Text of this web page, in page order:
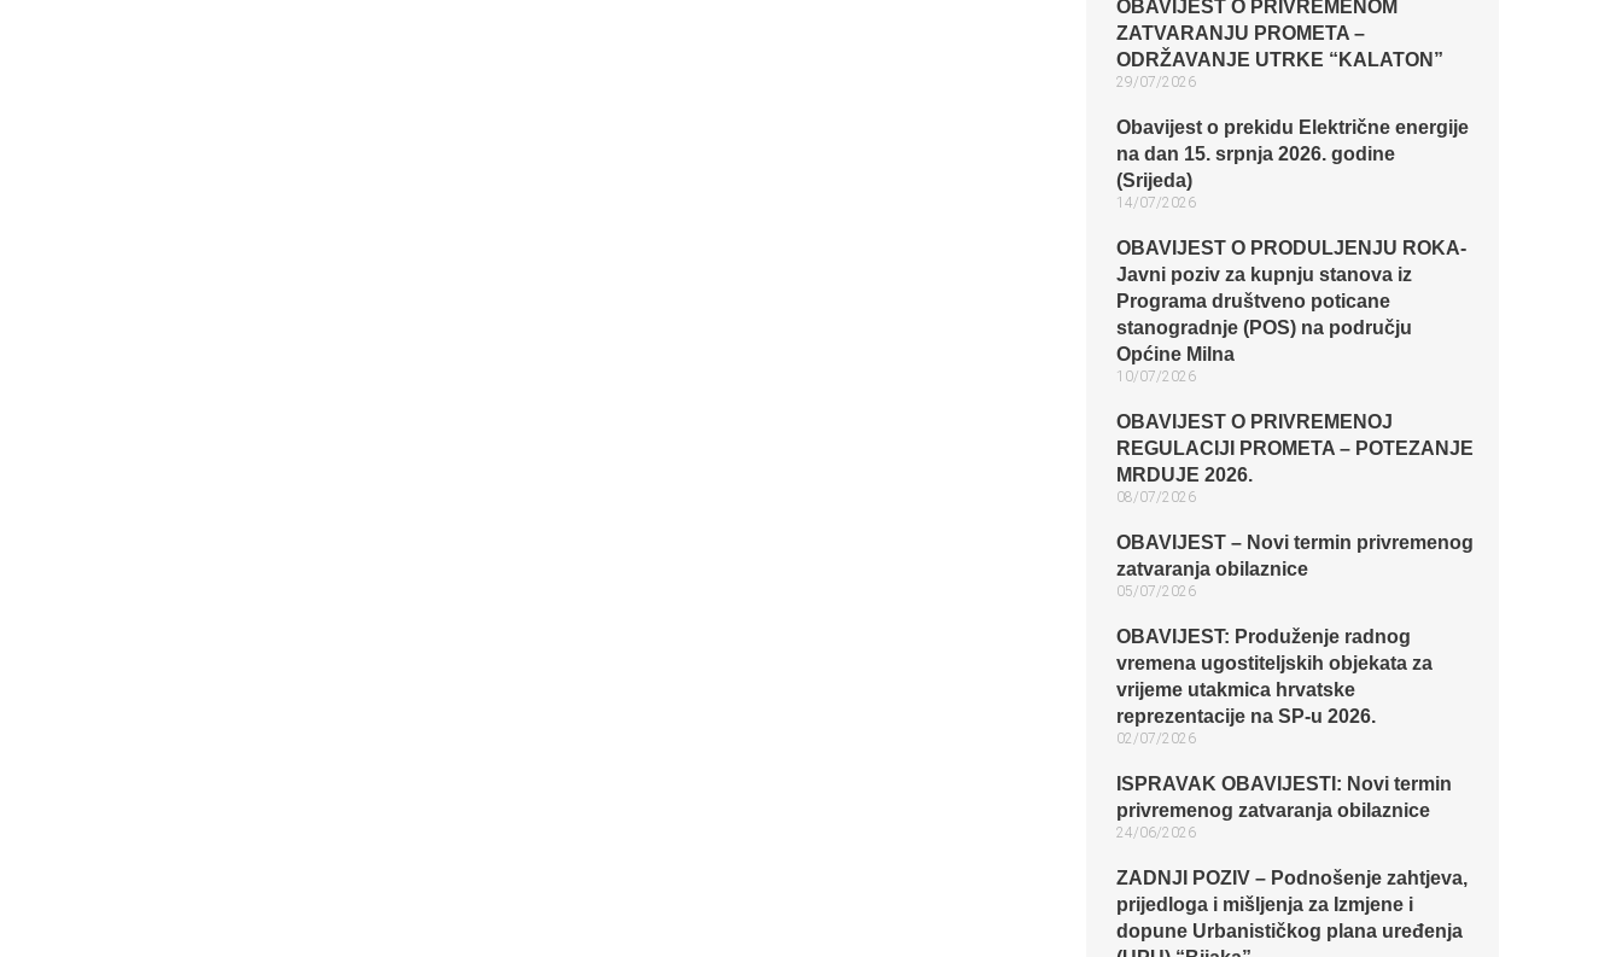
OBAVIJEST O PRIVREMENOM
ZATVARANJU PROMETA –
ODRŽAVANJE UTRKE “KALATON”
29/07/2026
Obavijest o prekidu Električne energije
na dan 15. srpnja 2026. godine
(Srijeda)
14/07/2026
OBAVIJEST O PRODULJENJU ROKA-
Javni poziv za kupnju stanova iz
Programa društveno poticane
stanogradnje (POS) na području
Općine Milna
10/07/2026
OBAVIJEST O PRIVREMENOJ
REGULACIJI PROMETA – POTEZANJE
MRDUJE 2026.
08/07/2026
OBAVIJEST – Novi termin privremenog
zatvaranja obilaznice​
05/07/2026
OBAVIJEST: Produženje radnog
vremena ugostiteljskih objekata za
vrijeme utakmica hrvatske
reprezentacije na SP-u 2026.
02/07/2026
ISPRAVAK OBAVIJESTI: Novi termin
privremenog zatvaranja obilaznice​
24/06/2026
ZADNJI POZIV – Podnošenje zahtjeva,
prijedloga i mišljenja za Izmjene i
dopune Urbanističkog plana uređenja